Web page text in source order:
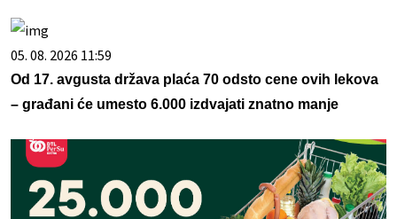
05. 08. 2026 11:59
Od 17. avgusta država plaća 70 odsto cene ovih lekova
– građani će umesto 6.000 izdvajati znatno manje